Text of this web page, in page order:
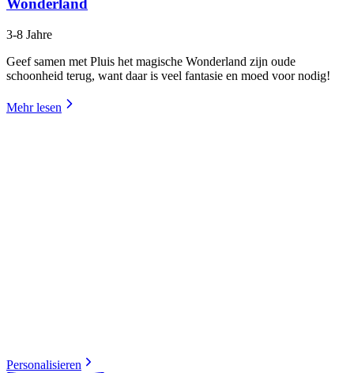
Wonderland
3-8 Jahre
Geef samen met Pluis het magische Wonderland zijn oude
schoonheid terug, want daar is veel fantasie en moed voor nodig!
Mehr lesen
Personalisieren